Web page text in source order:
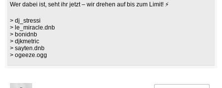
Wer dabei ist, seht ihr jetzt – wir drehen auf bis zum Limit! ⚡️
> dj_stressi
> le_miracle.dnb
> bonidnb
> djkmetric
> sayten.dnb
> ogeeze.ogg